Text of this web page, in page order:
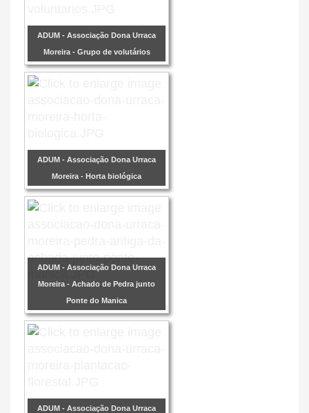
ADUM - Associação Dona Urraca
Moreira - Grupo de volutários
ADUM - Associação Dona Urraca
Moreira - Horta biológica
ADUM - Associação Dona Urraca
Moreira - Achado de Pedra junto
Ponte do Manica
ADUM - Associação Dona Urraca